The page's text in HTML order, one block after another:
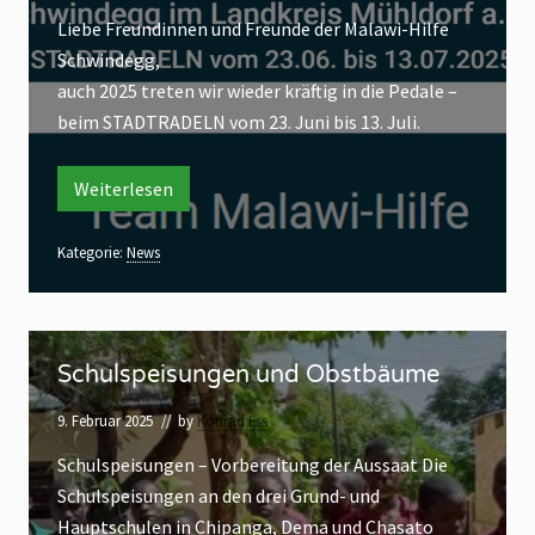
die
Menschen
dort
sehr
herzlich
sind.
Liebe Freundinnen und Freunde der Malawi-Hilfe
Schwindegg,
auch 2025 treten wir wieder kräftig in die Pedale –
beim STADTRADELN vom 23. Juni bis 13. Juli.
S
t
a
d
r
d
e
l
n
2
0
2
5
–
G
e
Weiterlesen
Kategorie: News
a
d
G
e
m
e
i
n
s
Schulspeisungen und Obstbäume
9. Februar 2025 // byKonrad Ess
Schulspeisungen – Vorbereitung der Aussaat Die
Schulspeisungen an den drei Grund- und
Hauptschulen in Chipanga, Dema und Chasato
S
c
h
u
l
s